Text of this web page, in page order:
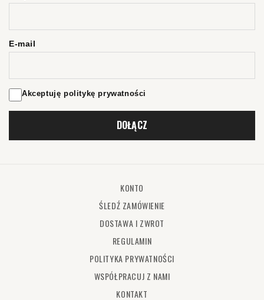
E-mail
Akceptuję politykę prywatności
DOŁĄCZ
KONTO
ŚLEDŹ ZAMÓWIENIE
DOSTAWA I ZWROT
REGULAMIN
POLITYKA PRYWATNOŚCI
WSPÓŁPRACUJ Z NAMI
KONTAKT